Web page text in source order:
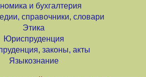
и бухгалтерия
справочники, словари
Этика
Юриспруденция
законы, акты
Языкознание